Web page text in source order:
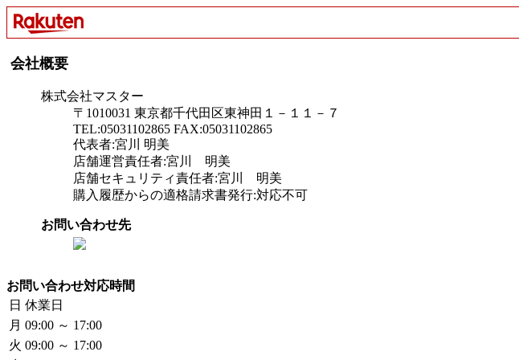
会社概要
株式会社マスター
〒1010031 東京都千代田区東神田１－１１－７
TEL:05031102865 FAX:05031102865
代表者:宮川 明美
店舗運営責任者:宮川 明美
店舗セキュリティ責任者:宮川 明美
購入履歴からの適格請求書発行:対応不可
お問い合わせ先
お問い合わせ対応時間
日 休業日
月 09:00 ～ 17:00
火 09:00 ～ 17:00